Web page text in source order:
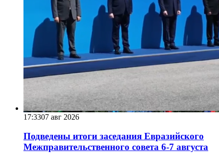
17:3307 авг 2026
Подведены итоги заседания Евразийского
Межправительственного совета 6-7 августа